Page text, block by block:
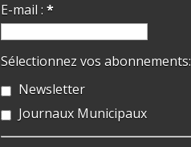
E-mail : *
Sélectionnez vos abonnements:
Newsletter
Journaux Municipaux